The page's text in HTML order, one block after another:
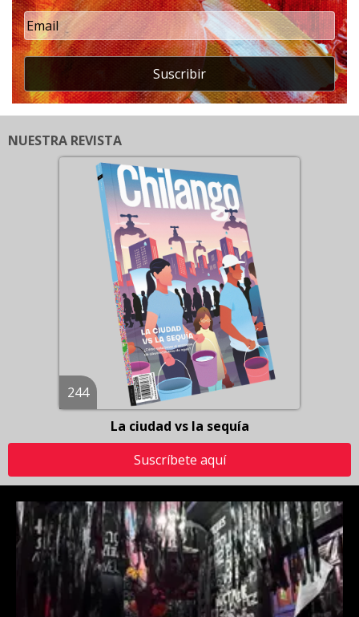
Suscribir
NUESTRA REVISTA
244
La ciudad vs la sequía
Suscríbete aquí